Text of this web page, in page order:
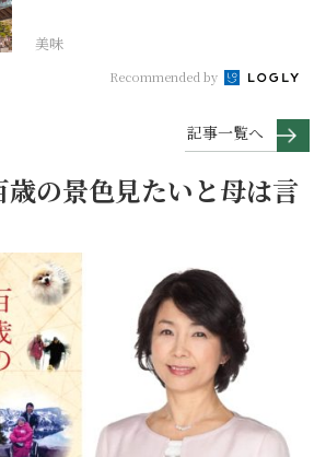
美味
Recommended by
記事一覧へ
の景色見たいと母は言